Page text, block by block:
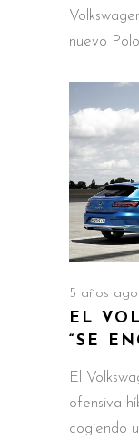
nuevo
5 años ago
EL
“SE
El
ofensiva
cogiendo